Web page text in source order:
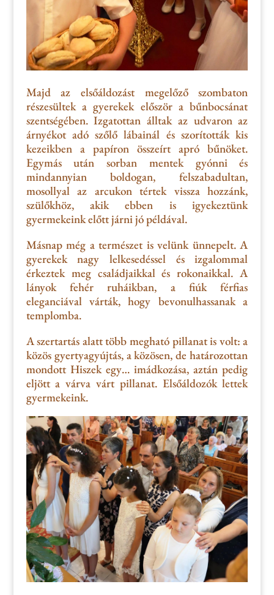
Majd az elsőáldozást megelőző szombaton
részesültek a gyerekek először a bűnbocsánat
szentségében. Izgatottan álltak az udvaron az
árnyékot adó szőlő lábainál és szorították kis
kezeikben a papíron összeírt apró bűnöket.
Egymás után sorban mentek
gyónni és
mindannyian boldogan, felszabadultan,
mosollyal az arcukon tértek vissza hozzánk,
szülőkhöz, akik ebben is igyekeztünk
gyermekeink előtt járni jó példával.
Másnap még a természet is velünk ünnepelt. A
gyerekek nagy lelkesedéssel és izgalommal
érkeztek meg családjaikkal és rokonaikkal. A
lányok fehér ruháikban, a fiúk férfias
eleganciával várták, hogy bevonulhassanak a
templomba.
A szertartás alatt több megható pillanat is volt: a
közös gyertyagyújtás, a közösen, de határozottan
mondott Hiszek egy… imádkozása, aztán pedig
eljött a várva várt pillanat. Elsőáldozók lettek
gyermekeink.